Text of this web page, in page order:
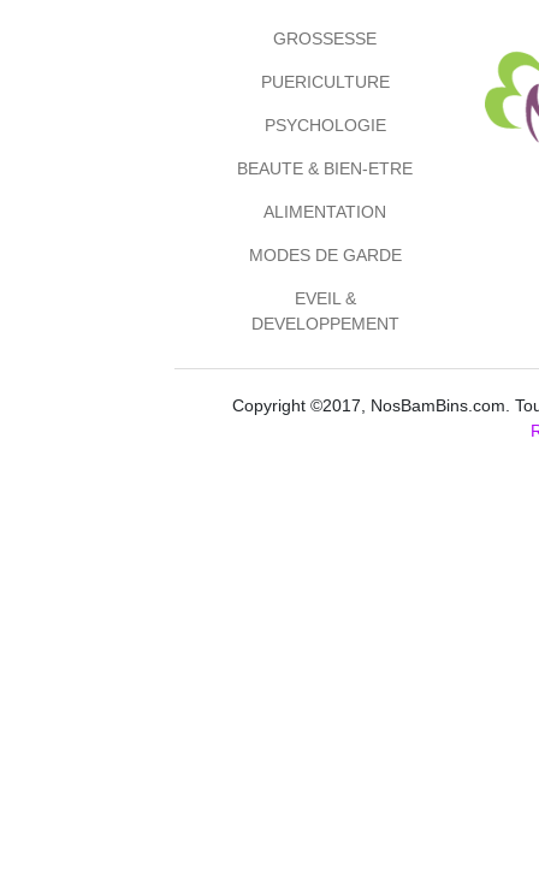
GROSSESSE
PUERICULTURE
PSYCHOLOGIE
BEAUTE & BIEN-ETRE
ALIMENTATION
MODES DE GARDE
EVEIL &
DEVELOPPEMENT
Copyright ©2017, NosBamBins.com.